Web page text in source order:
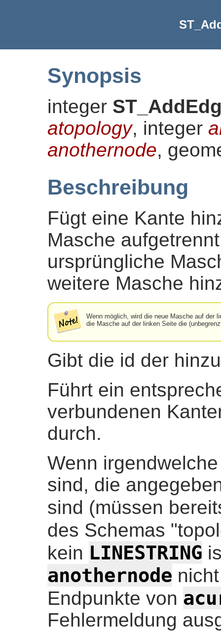
Synopsis
integer
atopology, integer
anothernode,
Beschreibung
Fügt eine Kante
Masche
ursprüngliche
weitere Masche
Wenn möglich, wird die neue Masche auf der
die Masche auf der linken Seite die
Gibt die id der
Führt ein
verbundenen
durch.
Wenn
sind, die
sind (müssen
des Schemas
kein LINESTRING
anothernode
Endpunkte von
Fehlermeldung